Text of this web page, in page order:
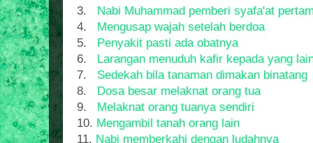
3. Nabi Muhammad pemberi syafa'at
4. Mengusap wajah setelah berdoa
5. Penyakit pasti ada obatnya
6. Larangan menuduh kafir kepada yang
7. Sedekah bila tanaman dimakan binatang
8. Dosa besar melaknat orang tua
9. Melaknat orang tuanya sendiri
10. Mengambil tanah orang lain
11. Nabi memberkahi dengan ludahnya